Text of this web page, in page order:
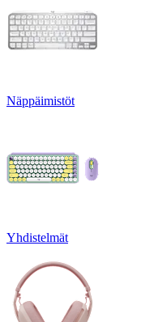
Näppäimistöt
Yhdistelmät